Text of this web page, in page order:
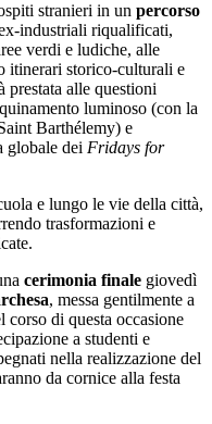
stranieri in un percorso
industriali riqualificati,
verdi e ludiche, alle
itinerari storico-culturali e
prestata alle questioni
luminoso (con la
Barthélemy) e
globale dei Fridays for
e lungo le vie della città,
trasformazioni e
cerimonia finale giovedì
, messa gentilmente a
di questa occasione
a studenti e
nella realizzazione del
da cornice alla festa